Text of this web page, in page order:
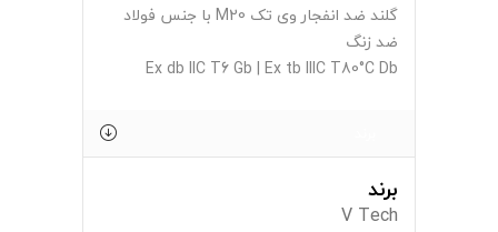
گلند ضد انفجار وی تک M20 با جنس فولاد
ضد زنگ
Ex db IIC T6 Gb | Ex tb IIIC T80°C Db
برند
V Tech